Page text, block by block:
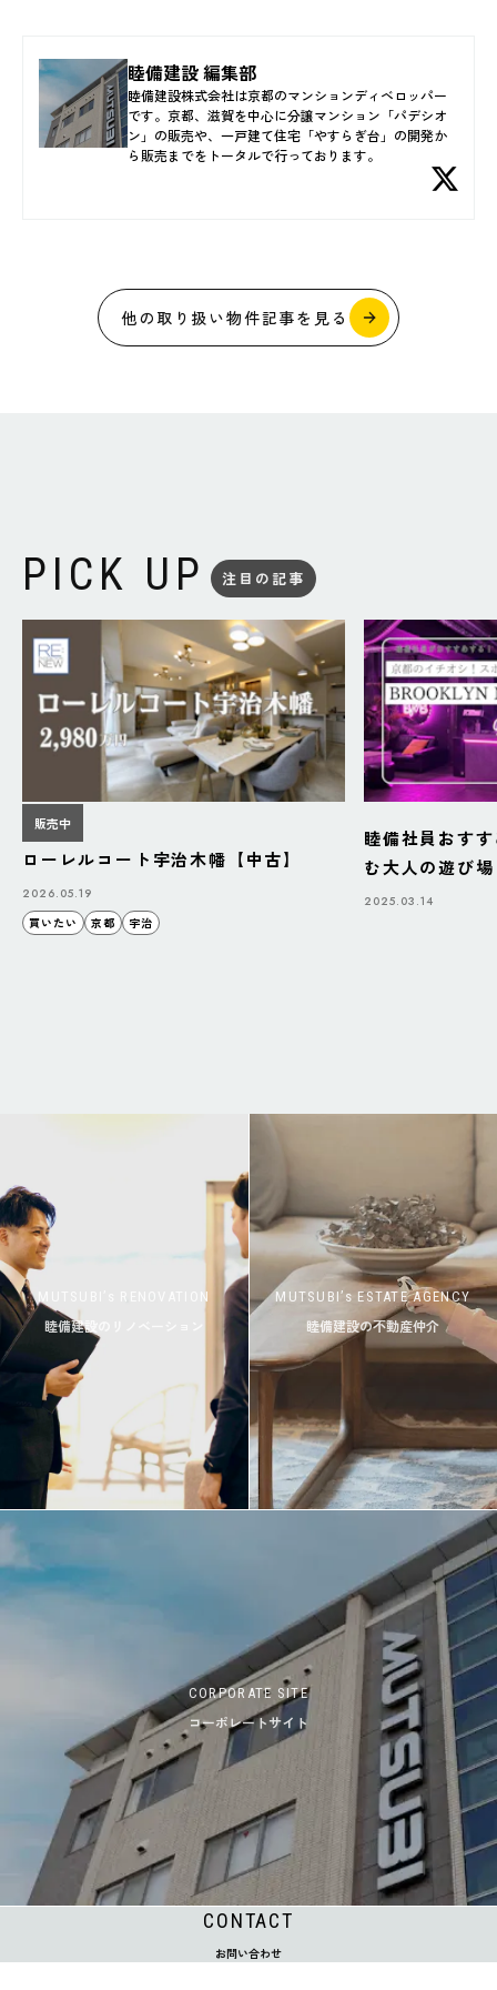
睦備建設 編集部
睦備建設株式会社は京都のマンションディベロッパー
です。京都、滋賀を中心に分譲マンション「パデシオ
ン」の販売や、一戸建て住宅「やすらぎ台」の開発か
ら販売までをトータルで行っております。
他の取り扱い物件記事を見る
PICK UP 注目の記事
販売中
ローレルコート宇治木幡【中古】
2026.05.19
買いたい
京都 宇治
睦備社員おす
む大人の遊び
BAZAAR」
2025.03.14
MUTSUBI’s RENOVATION
睦備建設のリノベーション
MUTSUBI’s ESTATE AGENCY
睦備建設の不動産仲介
CORPORATE SITE
コーポレートサイト
CONTACT
お問い合わせ